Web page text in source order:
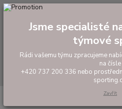
tel: +420 737 200 336
Tréninkové oblečení
LIDER
Jsme specialisté
týmové
Rádi vašemu týmu zpracujeme
na čísle
+420 737 200 336 nebo
Zavřít